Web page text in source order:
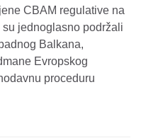
CBAM regulative na
jednoglasno podržali
Balkana,
Evropskog
proceduru